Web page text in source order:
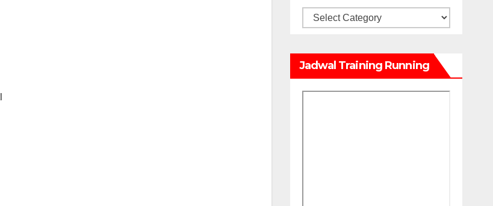
Kategori
Jadwal Training Running